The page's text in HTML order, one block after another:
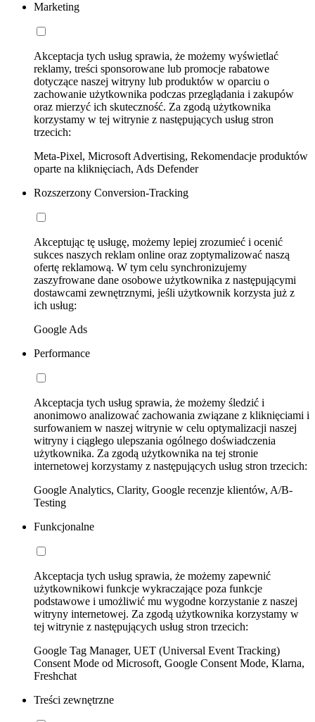
Marketing
Akceptacja tych usług sprawia, że możemy wyświetlać
reklamy, treści sponsorowane lub promocje rabatowe
dotyczące naszej witryny lub produktów w oparciu o
zachowanie użytkownika podczas przeglądania i zakupów
oraz mierzyć ich skuteczność. Za zgodą użytkownika
korzystamy w tej witrynie z następujących usług stron
trzecich:
Meta-Pixel, Microsoft Advertising, Rekomendacje produktów
oparte na kliknięciach, Ads Defender
Rozszerzony Conversion-Tracking
Akceptując tę usługę, możemy lepiej zrozumieć i ocenić
sukces naszych reklam online oraz zoptymalizować naszą
ofertę reklamową. W tym celu synchronizujemy
zaszyfrowane dane osobowe użytkownika z następującymi
dostawcami zewnętrznymi, jeśli użytkownik korzysta już z
ich usług:
Google Ads
Performance
Akceptacja tych usług sprawia, że możemy śledzić i
anonimowo analizować zachowania związane z kliknięciami i
surfowaniem w naszej witrynie w celu optymalizacji naszej
witryny i ciągłego ulepszania ogólnego doświadczenia
użytkownika. Za zgodą użytkownika na tej stronie
internetowej korzystamy z następujących usług stron trzecich:
Google Analytics, Clarity, Google recenzje klientów, A/B-
Testing
Funkcjonalne
Akceptacja tych usług sprawia, że możemy zapewnić
użytkownikowi funkcje wykraczające poza funkcje
podstawowe i umożliwić mu wygodne korzystanie z naszej
witryny internetowej. Za zgodą użytkownika korzystamy w
tej witrynie z następujących usług stron trzecich:
Google Tag Manager, UET (Universal Event Tracking)
Consent Mode od Microsoft, Google Consent Mode, Klarna,
Freshchat
Treści zewnętrzne